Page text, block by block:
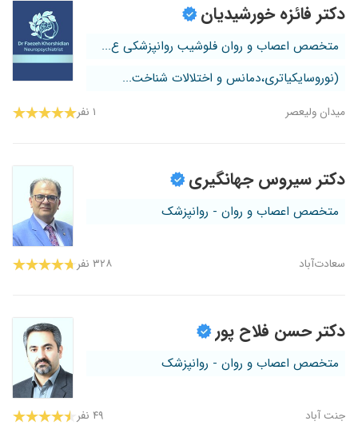
دکتر فائزه خورشیدیان
متخصص اعصاب و روان فلوشیب روانپزشکی ع...
(نوروسایکیاتری،دمانس و اختلالات شناخت...
میدان ولیعصر ۱ نفر
دکتر سیروس جهانگیری
متخصص اعصاب و روان - روانپزشک
سعادت‌آباد ۳۲۸ نفر
دکتر حسن فلاح پور
متخصص اعصاب و روان - روانپزشک
جنت آباد ۴۹ نفر